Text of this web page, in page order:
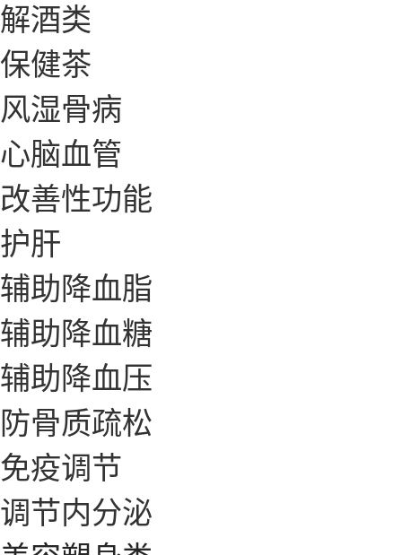
解酒类
保健茶
风湿骨病
心脑血管
改善性功能
护肝
辅助降血脂
辅助降血糖
辅助降血压
防骨质疏松
免疫调节
调节内分泌